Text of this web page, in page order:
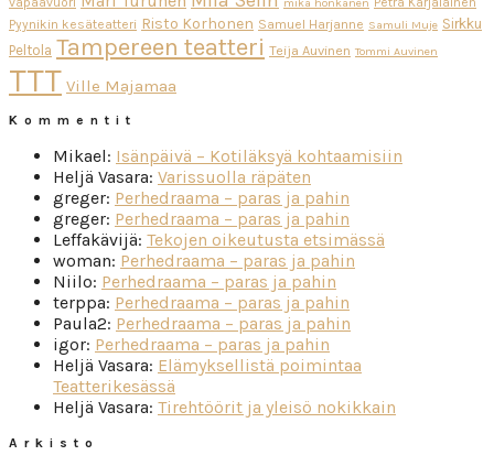
Pyynikin kesäteatteri Risto Korhonen Samuel Harjanne Samuli Muje Sirkku
Peltola Tampereen teatteri Teija Auvinen Tommi Auvinen
TTT Ville Majamaa
Kommentit
Mikael: Isänpäivä – Kotiläksyä kohtaamisiin
Heljä Vasara: Varissuolla räpäten
greger: Perhedraama – paras ja pahin
greger: Perhedraama – paras ja pahin
Leffakävijä: Tekojen oikeutusta etsimässä
woman: Perhedraama – paras ja pahin
Niilo: Perhedraama – paras ja pahin
terppa: Perhedraama – paras ja pahin
Paula2: Perhedraama – paras ja pahin
igor: Perhedraama – paras ja pahin
Heljä Vasara: Elämyksellistä poimintaa
Teatterikesässä
Heljä Vasara: Tirehtöörit ja yleisö nokikkain
Arkisto